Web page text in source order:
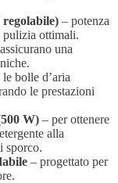
– potenza
pulizia ottimali.
una
bolle d’aria
le prestazioni
W) – per ottenere
alla
sporco.
– progettato per